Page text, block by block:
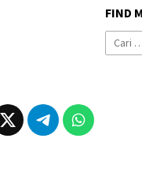
FIND
Cari
untuk: